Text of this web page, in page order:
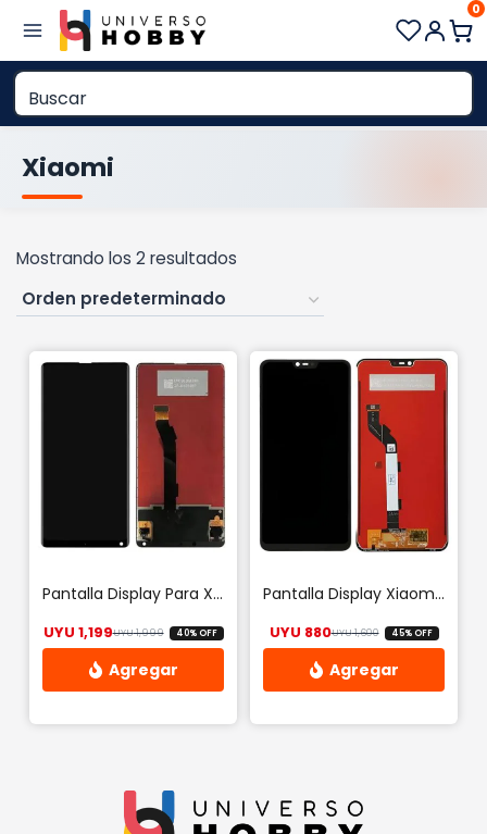
contenido
0
Xiaomi
Mostrando los 2 resultados
Pantalla Display Para Xiaomi Mi Mix 2 / 2s
UYU1,999El precio original era: UYU 1,999.
UYU 1,199 El precio actual es: UYU 1,199.
40% OFF
Pantalla Display Xiaomi Mi 8 Lite
UYU1,600El precio
UYU 880 El precio actual
45% OFF